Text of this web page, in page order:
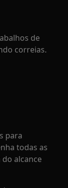
de
correias.
para
todas as
alcance